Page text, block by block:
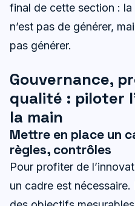
final de cette section :
n’est pas de générer,
pas générer.
Gouvernance,
qualité : piloter
la main
Mettre en place un
règles, contrôles
Pour profiter de
un cadre est